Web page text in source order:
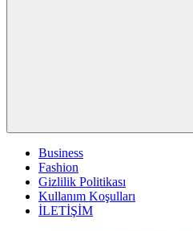
Business
Fashion
Gizlilik Politikası
Kullanım Koşulları
İLETİŞİM